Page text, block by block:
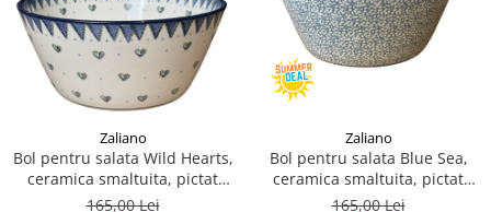
Zaliano
Bol pentru salata Wild Hearts,
ceramica smaltuita, pictat
manual, diametru 20.5 cm
165,00 Lei
Zaliano
Bol pentru salata Blue Sea,
ceramica smaltuita, pictat
manual, diametru 20.5 cm
165,00 Lei